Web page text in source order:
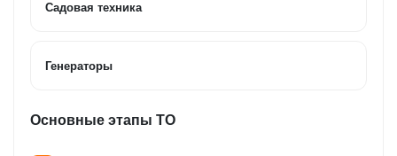
Садовая техника
Генераторы
Основные этапы ТО